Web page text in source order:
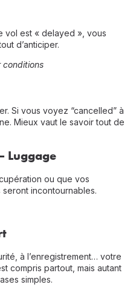
vol est « delayed », vous
d’anticiper.
conditions
Si vous voyez “cancelled” à
Mieux vaut le savoir tout de
Luggage
ou que vos
incontournables.
à l’enregistrement… votre
compris partout, mais autant
simples.